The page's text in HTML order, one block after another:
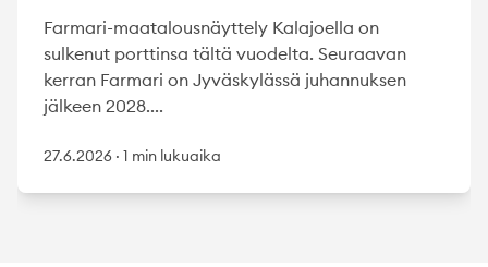
Farmari-maatalousnäyttely Kalajoella on
sulkenut porttinsa tältä vuodelta. Seuraavan
kerran Farmari on Jyväskylässä juhannuksen
jälkeen 2028....
27.6.2026 · 1 min lukuaika